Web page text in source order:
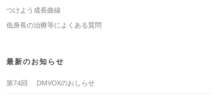
つけよう成長曲線
低身長の治療等によくある質問
最新のお知らせ
第74回 DMVOXのおしらせ